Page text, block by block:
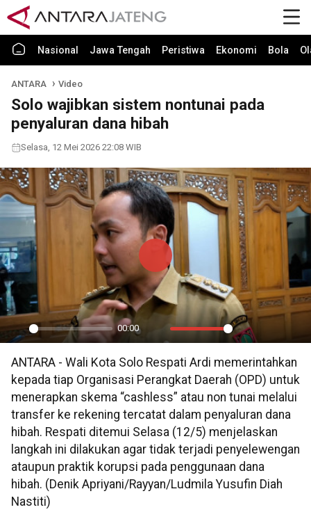
Nasional Jawa Tengah Peristiwa Ekonomi Bola
ANTARA Video
Solo wajibkan sistem nontunai pada
penyaluran dana hibah
Selasa, 12 Mei 2026 22:08 WIB
Play
00:00
Mute Settings
PIP
Play
ANTARA - Wali Kota Solo Respati Ardi memerintahkan
kepada tiap Organisasi Perangkat Daerah (OPD) untuk
menerapkan skema “cashless” atau non tunai melalui
transfer ke rekening tercatat dalam penyaluran dana
hibah. Respati ditemui Selasa (12/5) menjelaskan
langkah ini dilakukan agar tidak terjadi penyelewengan
ataupun praktik korupsi pada penggunaan dana
hibah. (Denik Apriyani/Rayyan/Ludmila Yusufin Diah
Nastiti)